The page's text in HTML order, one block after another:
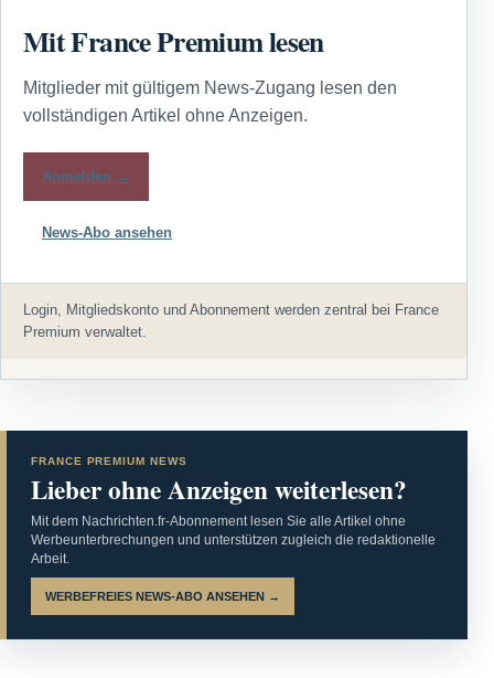
Mit France Premium lesen
Mitglieder mit gültigem News-Zugang lesen den
vollständigen Artikel ohne Anzeigen.
Anmelden →
News-Abo ansehen
Login, Mitgliedskonto und Abonnement werden zentral bei France
Premium verwaltet.
FRANCE PREMIUM NEWS
Lieber ohne Anzeigen weiterlesen?
Mit dem Nachrichten.fr-Abonnement lesen Sie alle Artikel ohne
Werbeunterbrechungen und unterstützen zugleich die redaktionelle
Arbeit.
WERBEFREIES NEWS-ABO ANSEHEN →